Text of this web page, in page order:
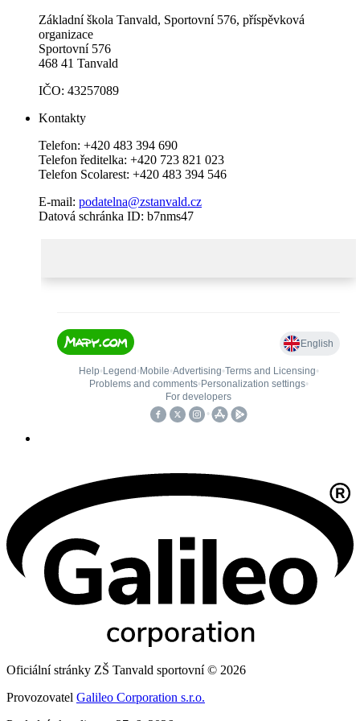
Základní škola Tanvald, Sportovní 576, příspěvková
organizace
Sportovní 576
468 41 Tanvald
IČO: 43257089
Kontakty
Telefon: +420 483 394 690
Telefon ředitelka: +420 723 821 023
Telefon Scolarest: +420 483 394 546
E-mail: podatelna@zstanvald.cz
Datová schránka ID: b7nms47
Oficiální stránky ZŠ Tanvald sportovní © 2026
Provozovatel Galileo Corporation s.r.o.